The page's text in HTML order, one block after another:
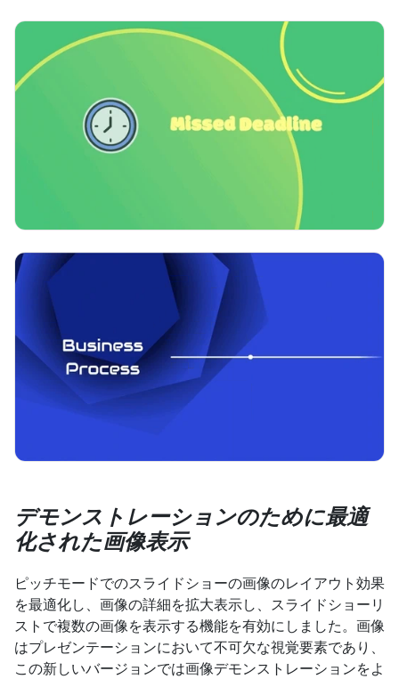
デモンストレーションのために最適
化された画像表示
ピッチモードでのスライドショーの画像のレイアウト効果
を最適化し、画像の詳細を拡大表示し、スライドショーリ
ストで複数の画像を表示する機能を有効にしました。画像
はプレゼンテーションにおいて不可欠な視覚要素であり、
この新しいバージョンでは画像デモンストレーションをよ